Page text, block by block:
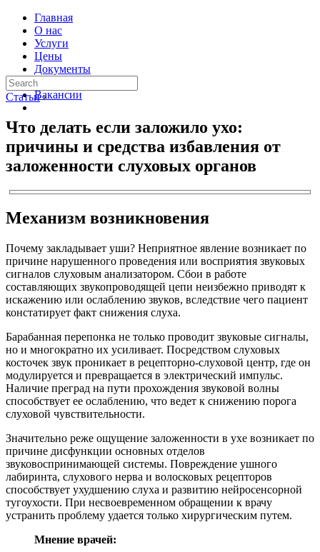
Главная
О нас
Услуги
Цены
Документы
Контакты
Вакансии
Статьи ›
Что делать если заложило ухо:
причины и средства избавления от
заложенности слуховых органов
Механизм возникновения
Почему закладывает уши? Неприятное явление возникает по
причине нарушенного проведения или восприятия звуковых
сигналов слуховым анализатором. Сбои в работе
составляющих звукопроводящей цепи неизбежно приводят к
искажению или ослаблению звуков, вследствие чего пациент
констатирует факт снижения слуха.
Барабанная перепонка не только проводит звуковые сигналы,
но и многократно их усиливает. Посредством слуховых
косточек звук проникает в рецепторно-слуховой центр, где он
модулируется и превращается в электрический импульс.
Наличие преград на пути прохождения звуковой волны
способствует ее ослаблению, что ведет к снижению порога
слуховой чувствительности.
Значительно реже ощущение заложенности в ухе возникает по
причине дисфункции основных отделов
звуковоспринимающей системы. Повреждение ушного
лабиринта, слухового нерва и волосковых рецепторов
способствует ухудшению слуха и развитию нейросенсорной
тугоухости. При несвоевременном обращении к врачу
устранить проблему удается только хирургическим путем.
Мнение врачей: